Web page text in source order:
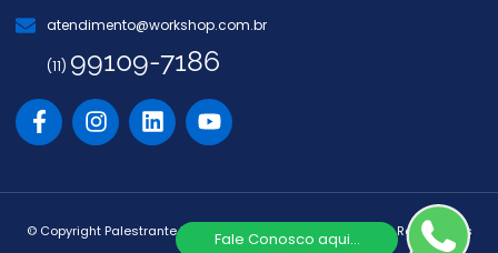
atendimento@workshop.com.br
(11) 99109-7186
© Copyright Palestrante Márcio Miranda. Todos os Direitos Reservados
Fale Conosco aqui...